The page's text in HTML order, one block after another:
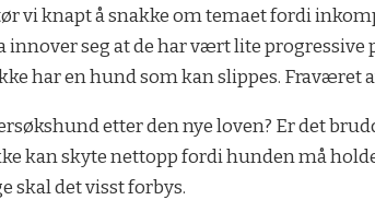
vi knapt å snakke om temaet fordi
innover seg at de har vært lite
har en hund som kan slippes. Fraværet
etter den nye loven? Er det
kan skyte nettopp fordi hunden må
skal det visst forbys.